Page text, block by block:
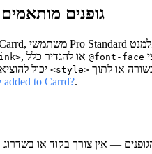
גופנים
@font-face
<style>
added to Carrd?.